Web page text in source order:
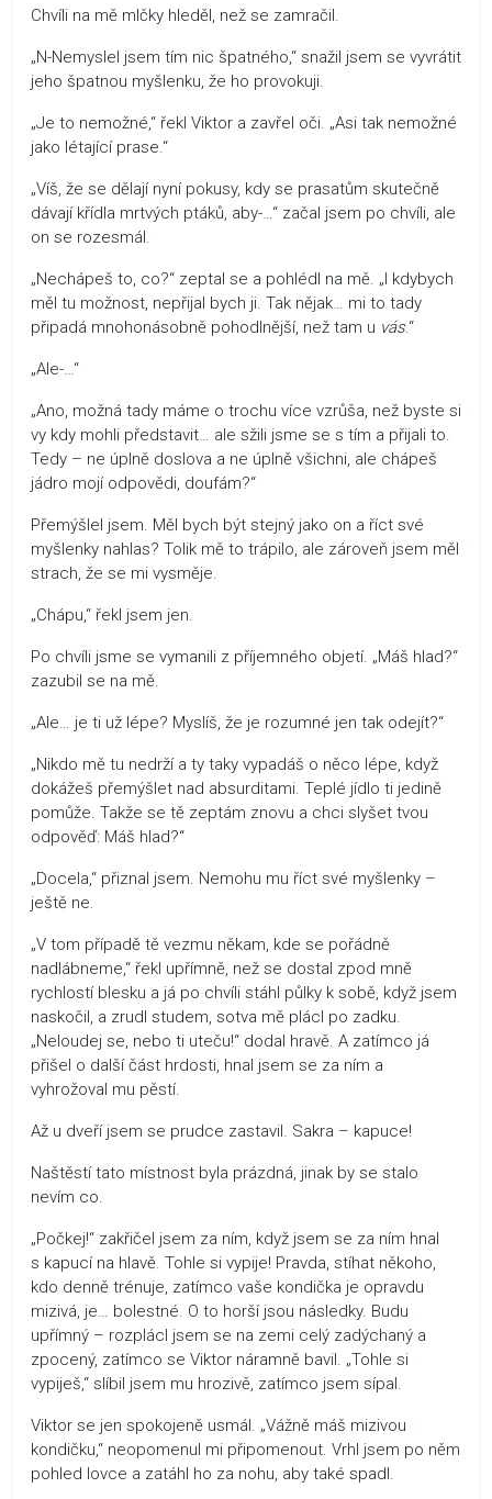
Chvíli na mě mlčky hleděl, než se zamračil.
„N-Nemyslel jsem tím nic špatného,“ snažil jsem se vyvrátit
jeho špatnou myšlenku, že ho provokuji.
„Je to nemožné,“ řekl Viktor a zavřel oči. „Asi tak nemožné
jako létající prase.“
„Víš, že se dělají nyní pokusy, kdy se prasatům skutečně
dávají křídla mrtvých ptáků, aby-…“ začal jsem po chvíli, ale
on se rozesmál.
„Nechápeš to, co?“ zeptal se a pohlédl na mě. „I kdybych
měl tu možnost, nepřijal bych ji. Tak nějak… mi to tady
připadá mnohonásobně pohodlnější, než tam u vás.“
„Ale-…“
„Ano, možná tady máme o trochu více vzrůša, než byste si
vy kdy mohli představit… ale sžili jsme se s tím a přijali to.
Tedy – ne úplně doslova a ne úplně všichni, ale chápeš
jádro mojí odpovědi, doufám?“
Přemýšlel jsem. Měl bych být stejný jako on a říct své
myšlenky nahlas? Tolik mě to trápilo, ale zároveň jsem měl
strach, že se mi vysměje.
„Chápu,“ řekl jsem jen.
Po chvíli jsme se vymanili z příjemného objetí. „Máš hlad?“
zazubil se na mě.
„Ale… je ti už lépe? Myslíš, že je rozumné jen tak odejít?“
„Nikdo mě tu nedrží a ty taky vypadáš o něco lépe, když
dokážeš přemýšlet nad absurditami. Teplé jídlo ti jedině
pomůže. Takže se tě zeptám znovu a chci slyšet tvou
odpověď: Máš hlad?“
„Docela,“ přiznal jsem. Nemohu mu říct své myšlenky –
ještě ne.
„V tom případě tě vezmu někam, kde se pořádně
nadlábneme,“ řekl upřímně, než se dostal zpod mně
rychlostí blesku a já po chvíli stáhl půlky k sobě, když jsem
naskočil, a zrudl studem, sotva mě plácl po zadku.
„Neloudej se, nebo ti uteču!“ dodal hravě. A zatímco já
přišel o další část hrdosti, hnal jsem se za ním a
vyhrožoval mu pěstí.
Až u dveří jsem se prudce zastavil. Sakra – kapuce!
Naštěstí tato místnost byla prázdná, jinak by se stalo
nevím co.
„Počkej!“ zakřičel jsem za ním, když jsem se za ním hnal
s kapucí na hlavě. Tohle si vypije! Pravda, stíhat někoho,
kdo denně trénuje, zatímco vaše kondička je opravdu
mizivá, je… bolestné. O to horší jsou následky. Budu
upřímný – rozplácl jsem se na zemi celý zadýchaný a
zpocený, zatímco se Viktor náramně bavil. „Tohle si
vypiješ,“ slíbil jsem mu hrozivě, zatímco jsem sípal.
Viktor se jen spokojeně usmál. „Vážně máš mizivou
kondičku,“ neopomenul mi připomenout. Vrhl jsem po něm
pohled lovce a zatáhl ho za nohu, aby také spadl.